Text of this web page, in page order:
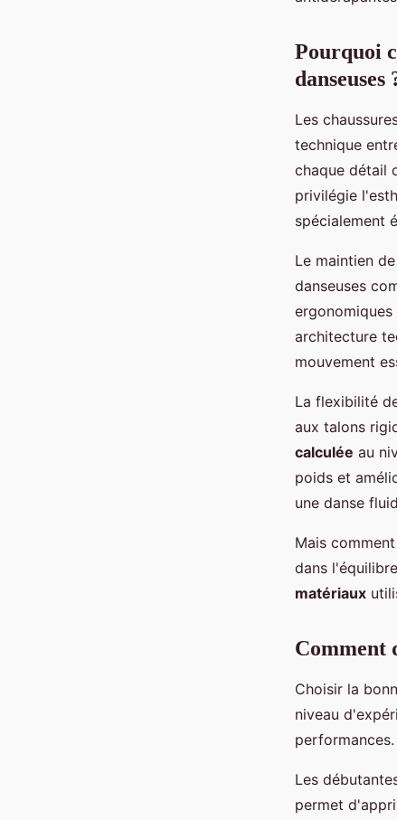
Pourquoi
danseuses
Les
technique
chaque détail
privilégie
spécialement
Le maintien
danseuses
architecture
mouvement
La flexibilité
aux talons
calculée au
poids et
une danse
Mais
dans
matériaux
Comment
Choisir la
niveau
performances.
Les
permet